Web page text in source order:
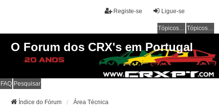
Ligue-se
Registe-se
Tópicos sem resposta Tópicos ativos
O Forum dos CRX's em Portugal
FAQ Pesquisar
Índice do Fórum Área Técnica